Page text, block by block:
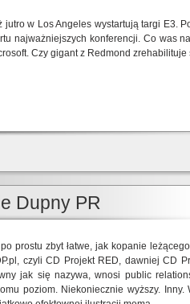
jutro w Los Angeles wystartują targi E3.
najważniejszych konferencji. Co was
Czy gigant z Redmond
Dupny PR
prostu zbyt łatwe, jak kopanie
czyli CD Projekt RED, dawniej CD
jak się nazywa, wnosi public
poziom. Niekoniecznie wyższy. Inny.